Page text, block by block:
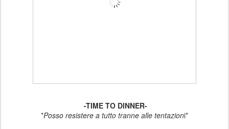
-TIME TO DINNER-
*Posso resistere a tutto tranne alle tentazioni*